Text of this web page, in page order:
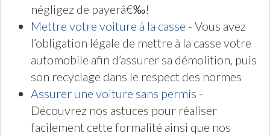
négligez de payerâ€‰!
Mettre votre voiture à la casse - Vous avez
l’obligation légale de mettre à la casse votre
automobile afin d’assurer sa démolition, puis
son recyclage dans le respect des normes
Assurer une voiture sans permis -
Découvrez nos astuces pour réaliser
facilement cette formalité ainsi que nos